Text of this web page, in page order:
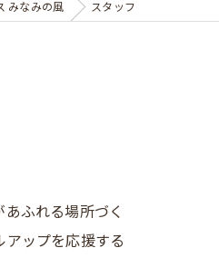
みなみの風 スタッフ
ふれる場所づく
アップを応援する